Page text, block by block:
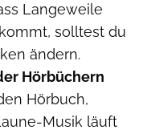
Langeweile
solltest du
ändern.
Hörbüchern
Hörbuch,
Musik läuft